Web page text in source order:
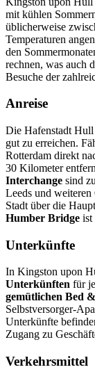
mit kühlen
üblicherweise
Temperaturen
den
rechnen, was auch
Besuche der
Anreise
Die Hafenstadt Hull
gut zu erreichen.
Rotterdam direkt
30 Kilometer
Interchange sind
Leeds und
Stadt über die
Humber Bridge ist
Unterkünfte
In Kingston upon
Unterkünften für
gemütlichen Bed
Selbstversorger-
Unterkünfte
Zugang zu
Verkehrsmittel